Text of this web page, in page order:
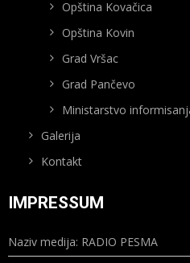
Opština Kovačica
Opština Kovin
Grad Vršac
Grad Pančevo
Ministarstvo
Galerija
Kontakt
IMPRESSUM
Naziv medija: RADIO PESMA